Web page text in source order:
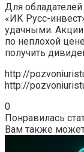
Для
«ИК Русс-
удачными. Акции
по неплохой
получить
http://
http://
0
Понравилась
Вам также